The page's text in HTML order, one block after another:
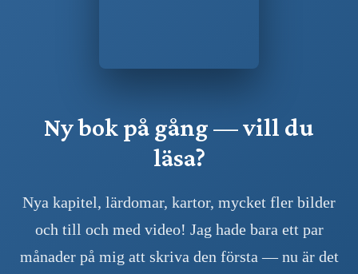
Ny bok på gång — vill du
läsa?
Nya kapitel, lärdomar, kartor, mycket fler bilder
och till och med video! Jag hade bara ett par
månader på mig att skriva den första — nu är det